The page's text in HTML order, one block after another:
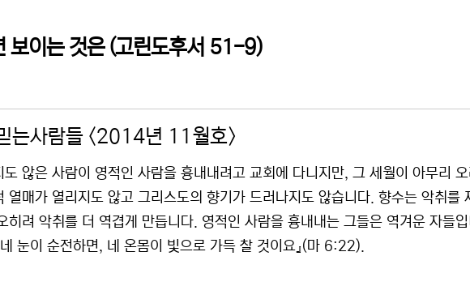
보이는 것은 (고린도후서 51-9)
는사람들 <2014년 11월호>
도 않은 사람이 영적인 사람을 흉내내려고 교회에 다니지만, 그 세월이 아무리
열매가 열리지도 않고 그리스도의 향기가 드러나지도 않습니다. 향수는 악취를
히려 악취를 더 역겹게 만듭니다. 영적인 사람을 흉내내는 그들은 역겨운 자들입
눈이 순전하면, 네 온몸이 빛으로 가득 찰 것이요』(마 6:22).